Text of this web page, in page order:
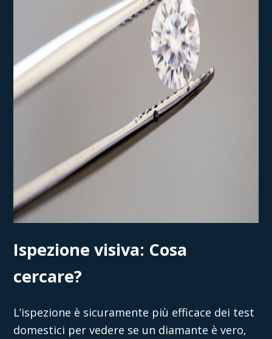
Ispezione visiva: Cosa
cercare?
L’ispezione è sicuramente più efficace dei test
domestici pervedere se un diamante è vero,